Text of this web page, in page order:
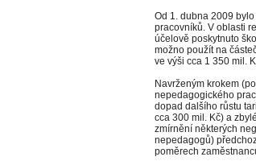
Od 1. dubna 2009
pracovníků. V oblasti
účelově poskytnuto
možno použít na
ve výši cca 1 350 mil.
Navrženým krokem
nepedagogického
dopad dalšího růstu
cca 300 mil. Kč) a
zmírnění některých
nepedagogů)
poměrech